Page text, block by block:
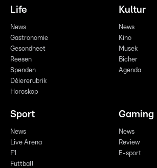
Life
News
Gastronomie
Gesondheet
Reesen
Spenden
Déiererubrik
Horoskop
Kultur
News
Kino
Musek
Bicher
Agenda
Sport
News
Live Arena
F1
Futtball
Gaming
News
Review
E-sport